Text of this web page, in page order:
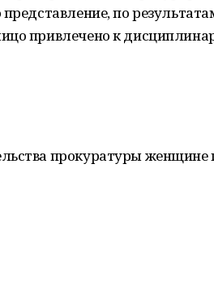
представление, по
привлечено к
прокуратуры женщине